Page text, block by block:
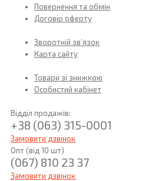
Повернення та обмін
Договір оферту
Зворотній зв’язок
Карта сайту
Товари зі знижкою
Особистий кабінет
Відділ продажів:
+38 (063) 315-0001
Замовити дзвінок
Опт (від 10 шт)
(067) 810 23 37
Замовити дзвінок